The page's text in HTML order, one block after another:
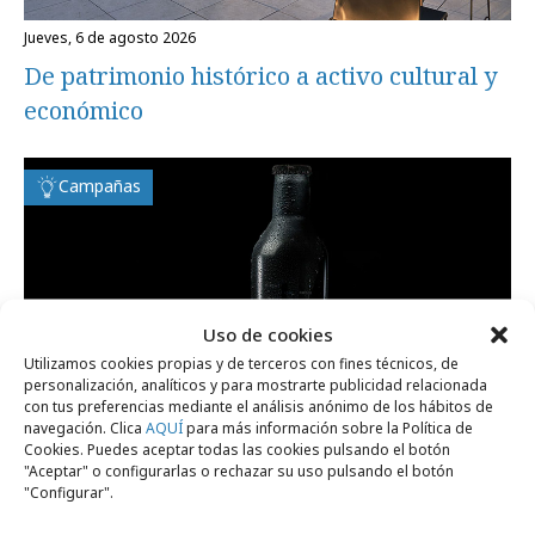
Uso de cookies
Utilizamos cookies propias y de terceros con fines técnicos, de
personalización, analíticos y para mostrarte publicidad relacionada
con tus preferencias mediante el análisis anónimo de los hábitos de
navegación. Clica AQUÍpara más información sobre la Política de
Cookies. Puedes aceptar todas las cookies pulsando el botón
"Aceptar" o configurarlas o rechazar su uso pulsando el botón
"Configurar".
jueves, 6 de agosto 2026
De patrimonio histórico a activo cultural y
económico
Campañas
miércoles, 5 de agosto 2026